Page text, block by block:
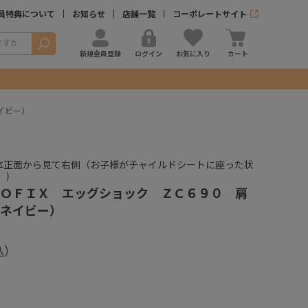
特典について お知らせ 店舗一覧 コーポレートサイト
検索
新規会員登録 ログイン お気に入り カート
ー）
面から見て右側（お子様がチャイルドシートに座った状
)
ＦＩＸ エッグショック ＺＣ６９０ 肩
イビー）